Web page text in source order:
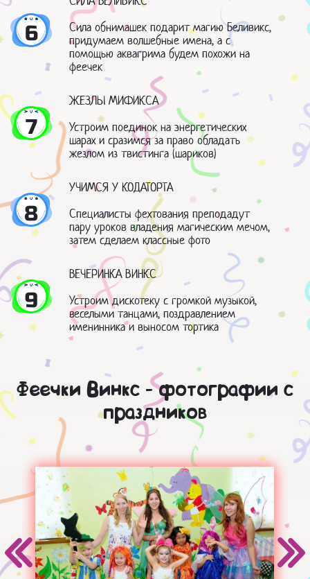
6
Сила обнимашек подарит магию Беливикс,
придумаем волшебные имена, а с
помощью аквагрима будем похожи на
феечек
7
ЖЕЗЛЫ МИФИКСА
Устроим поединок на энергетических
шарах и сразимся за право обладать
жезлом из твистинга (шариков)
8
УЧИМСЯ У КОДАТОРТА
Специалисты фехтования преподадут
пару уроков владения магическим мечом,
затем сделаем классные фото
9
ВЕЧЕРИНКА ВИНКС
Устроим дискотеку с громкой музыкой,
веселыми танцами, поздравлением
именинника и выносом тортика
Феечки Винкс - фотографии с
праздников